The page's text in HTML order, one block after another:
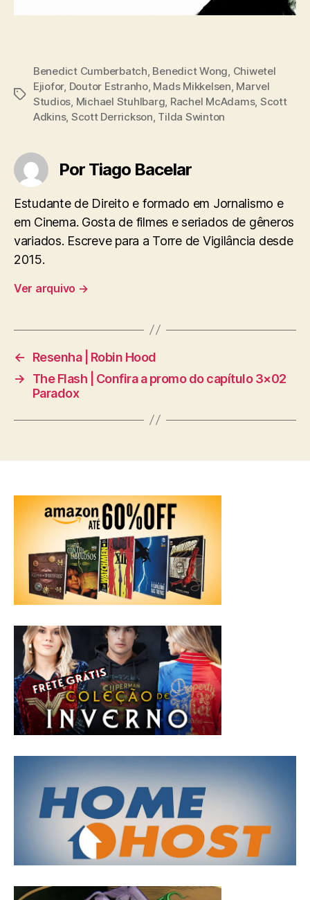
Tags
Benedict Cumberbatch, Benedict Wong, Chiwetel
Ejiofor, Doutor Estranho, Mads Mikkelsen, Marvel
Studios, Michael Stuhlbarg, Rachel McAdams, Scott
Adkins, Scott Derrickson, Tilda Swinton
Por Tiago Bacelar
Estudante de Direito e formado em Jornalismo e
em Cinema. Gosta de filmes e seriados de gêneros
variados. Escreve para a Torre de Vigilância desde
2015.
Ver arquivo →
←
Resenha | Robin Hood
→
The Flash | Confira a promo do capítulo 3×02
Paradox